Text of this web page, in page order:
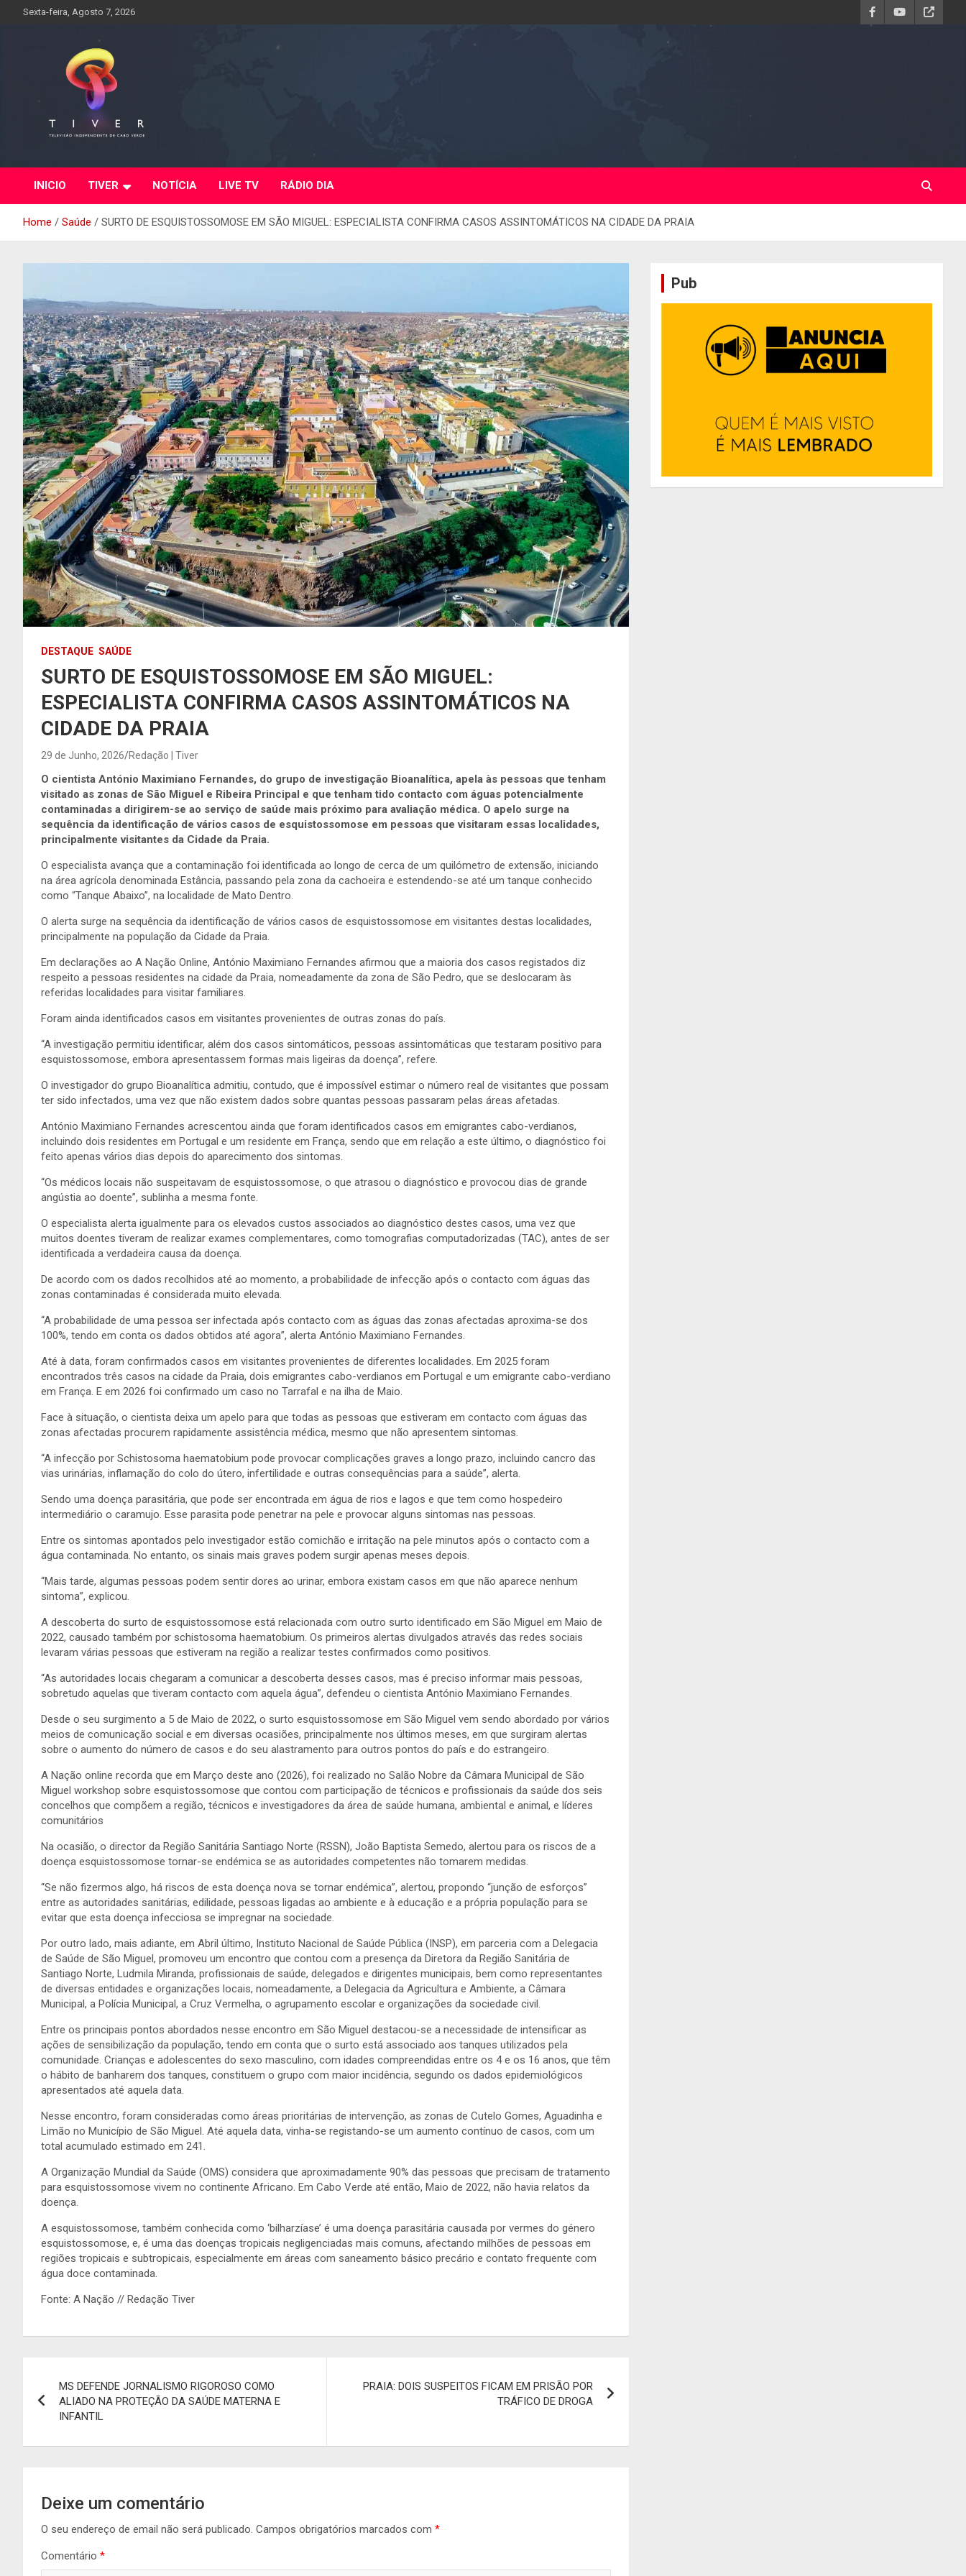
Sexta-feira, Agosto 7, 2026
INICIO TIVER NOTÍCIA LIVE TV RÁDIO DIA
Home Saúde SURTO DE ESQUISTOSSOMOSE EM SÃO MIGUEL: ESPECIALISTA CONFIRMA CASOS ASSINTOMÁTICOS NA CIDADE DA PRAIA
DESTAQUE SAÚDE
SURTO DE ESQUISTOSSOMOSE EM SÃO MIGUEL:
ESPECIALISTA CONFIRMA CASOS ASSINTOMÁTICOS NA
CIDADE DA PRAIA
29 de Junho, 2026 Redação | Tiver
O cientista António Maximiano Fernandes, do grupo de investigação Bioanalítica, apela às pessoas que tenham
visitado as zonas de São Miguel e Ribeira Principal e que tenham tido contacto com águas potencialmente
contaminadas a dirigirem-se ao serviço de saúde mais próximo para avaliação médica. O apelo surge na
sequência da identificação de vários casos de esquistossomose em pessoas que visitaram essas localidades,
principalmente visitantes da Cidade da Praia.
O especialista avança que a contaminação foi identificada ao longo de cerca de um quilómetro de extensão, iniciando
na área agrícola denominada Estância, passando pela zona da cachoeira e estendendo-se até um tanque conhecido
como “Tanque Abaixo”, na localidade de Mato Dentro.
O alerta surge na sequência da identificação de vários casos de esquistossomose em visitantes destas localidades,
principalmente na população da Cidade da Praia.
Em declarações ao A Nação Online, António Maximiano Fernandes afirmou que a maioria dos casos registados diz
respeito a pessoas residentes na cidade da Praia, nomeadamente da zona de São Pedro, que se deslocaram às
referidas localidades para visitar familiares.
Foram ainda identificados casos em visitantes provenientes de outras zonas do país.
“A investigação permitiu identificar, além dos casos sintomáticos, pessoas assintomáticas que testaram positivo para
esquistossomose, embora apresentassem formas mais ligeiras da doença”, refere.
O investigador do grupo Bioanalítica admitiu, contudo, que é impossível estimar o número real de visitantes que possam
ter sido infectados, uma vez que não existem dados sobre quantas pessoas passaram pelas áreas afetadas.
António Maximiano Fernandes acrescentou ainda que foram identificados casos em emigrantes cabo-verdianos,
incluindo dois residentes em Portugal e um residente em França, sendo que em relação a este último, o diagnóstico foi
feito apenas vários dias depois do aparecimento dos sintomas.
“Os médicos locais não suspeitavam de esquistossomose, o que atrasou o diagnóstico e provocou dias de grande
angústia ao doente”, sublinha a mesma fonte.
O especialista alerta igualmente para os elevados custos associados ao diagnóstico destes casos, uma vez que
muitos doentes tiveram de realizar exames complementares, como tomografias computadorizadas (TAC), antes de ser
identificada a verdadeira causa da doença.
De acordo com os dados recolhidos até ao momento, a probabilidade de infecção após o contacto com águas das
zonas contaminadas é considerada muito elevada.
“A probabilidade de uma pessoa ser infectada após contacto com as águas das zonas afectadas aproxima-se dos
100%, tendo em conta os dados obtidos até agora”, alerta António Maximiano Fernandes.
Até à data, foram confirmados casos em visitantes provenientes de diferentes localidades. Em 2025 foram
encontrados três casos na cidade da Praia, dois emigrantes cabo-verdianos em Portugal e um emigrante cabo-verdiano
em França. E em 2026 foi confirmado um caso no Tarrafal e na ilha de Maio.
Face à situação, o cientista deixa um apelo para que todas as pessoas que estiveram em contacto com águas das
zonas afectadas procurem rapidamente assistência médica, mesmo que não apresentem sintomas.
“A infecção por Schistosoma haematobium pode provocar complicações graves a longo prazo, incluindo cancro das
vias urinárias, inflamação do colo do útero, infertilidade e outras consequências para a saúde”, alerta.
Sendo uma doença parasitária, que pode ser encontrada em água de rios e lagos e que tem como hospedeiro
intermediário o caramujo. Esse parasita pode penetrar na pele e provocar alguns sintomas nas pessoas.
Entre os sintomas apontados pelo investigador estão comichão e irritação na pele minutos após o contacto com a
água contaminada. No entanto, os sinais mais graves podem surgir apenas meses depois.
“Mais tarde, algumas pessoas podem sentir dores ao urinar, embora existam casos em que não aparece nenhum
sintoma”, explicou.
A descoberta do surto de esquistossomose está relacionada com outro surto identificado em São Miguel em Maio de
2022, causado também por schistosoma haematobium. Os primeiros alertas divulgados através das redes sociais
levaram várias pessoas que estiveram na região a realizar testes confirmados como positivos.
“As autoridades locais chegaram a comunicar a descoberta desses casos, mas é preciso informar mais pessoas,
sobretudo aquelas que tiveram contacto com aquela água”, defendeu o cientista António Maximiano Fernandes.
Desde o seu surgimento a 5 de Maio de 2022, o surto esquistossomose em São Miguel vem sendo abordado por vários
meios de comunicação social e em diversas ocasiões, principalmente nos últimos meses, em que surgiram alertas
sobre o aumento do número de casos e do seu alastramento para outros pontos do país e do estrangeiro.
A Nação online recorda que em Março deste ano (2026), foi realizado no Salão Nobre da Câmara Municipal de São
Miguel workshop sobre esquistossomose que contou com participação de técnicos e profissionais da saúde dos seis
concelhos que compõem a região, técnicos e investigadores da área de saúde humana, ambiental e animal, e líderes
comunitários
Na ocasião, o director da Região Sanitária Santiago Norte (RSSN), João Baptista Semedo, alertou para os riscos de a
doença esquistossomose tornar-se endémica se as autoridades competentes não tomarem medidas.
“Se não fizermos algo, há riscos de esta doença nova se tornar endémica”, alertou, propondo “junção de esforços”
entre as autoridades sanitárias, edilidade, pessoas ligadas ao ambiente e à educação e a própria população para se
evitar que esta doença infecciosa se impregnar na sociedade.
Por outro lado, mais adiante, em Abril último, Instituto Nacional de Saúde Pública (INSP), em parceria com a Delegacia
de Saúde de São Miguel, promoveu um encontro que contou com a presença da Diretora da Região Sanitária de
Santiago Norte, Ludmila Miranda, profissionais de saúde, delegados e dirigentes municipais, bem como representantes
de diversas entidades e organizações locais, nomeadamente, a Delegacia da Agricultura e Ambiente, a Câmara
Municipal, a Polícia Municipal, a Cruz Vermelha, o agrupamento escolar e organizações da sociedade civil.
Entre os principais pontos abordados nesse encontro em São Miguel destacou-se a necessidade de intensificar as
ações de sensibilização da população, tendo em conta que o surto está associado aos tanques utilizados pela
comunidade. Crianças e adolescentes do sexo masculino, com idades compreendidas entre os 4 e os 16 anos, que têm
o hábito de banharem dos tanques, constituem o grupo com maior incidência, segundo os dados epidemiológicos
apresentados até aquela data.
Nesse encontro, foram consideradas como áreas prioritárias de intervenção, as zonas de Cutelo Gomes, Aguadinha e
Limão no Município de São Miguel. Até aquela data, vinha-se registando-se um aumento contínuo de casos, com um
total acumulado estimado em 241.
A Organização Mundial da Saúde (OMS) considera que aproximadamente 90% das pessoas que precisam de tratamento
para esquistossomose vivem no continente Africano. Em Cabo Verde até então, Maio de 2022, não havia relatos da
doença.
A esquistossomose, também conhecida como ‘bilharzíase’ é uma doença parasitária causada por vermes do género
esquistossomose, e, é uma das doenças tropicais negligenciadas mais comuns, afectando milhões de pessoas em
regiões tropicais e subtropicais, especialmente em áreas com saneamento básico precário e contato frequente com
água doce contaminada.
Fonte: A Nação // Redação Tiver
de
MS DEFENDE JORNALISMO RIGOROSO COMO
ALIADO NA PROTEÇÃO DA SAÚDE MATERNA E
INFANTIL
PRAIA: DOIS SUSPEITOS FICAM EM PRISÃO POR
TRÁFICO DE DROGA
Deixe um comentário
O seu endereço de email não será publicado. Campos obrigatórios marcados com *
Comentário *
Pub